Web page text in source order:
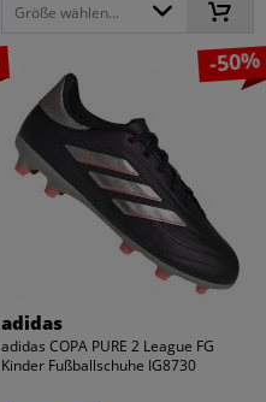
Größe wählen...
-50%
adidas
adidas COPA PURE 2 League FG
Kinder Fußballschuhe IG8730